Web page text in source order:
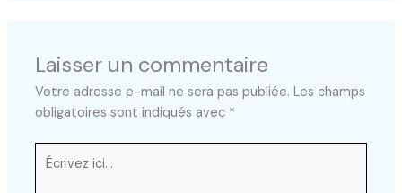
Laisser un commentaire
Votre adresse e-mail ne sera pas publiée. Les champs
obligatoires sont indiqués avec *
Écrivez
ici…